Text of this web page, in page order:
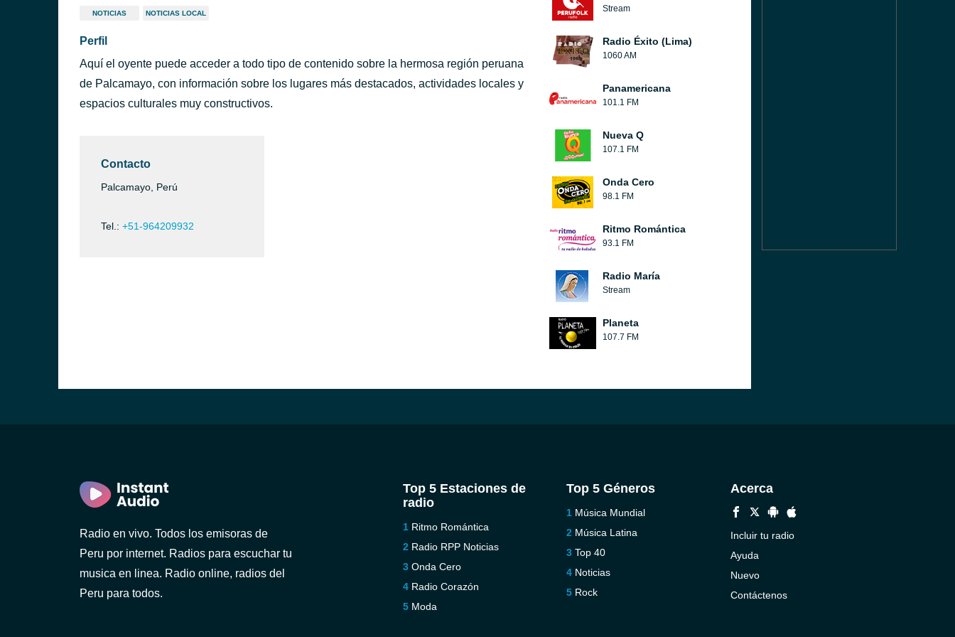
NOTICIAS NOTICIAS LOCAL
Perfil
Aquí el oyente puede acceder a todo tipo de contenido sobre la hermosa región peruana
de Palcamayo, con información sobre los lugares más destacados, actividades locales y
espacios culturales muy constructivos.
Contacto
Palcamayo, Perú
Tel.: +51-964209932
Stream
Radio Éxito (Lima)
1060 AM
Panamericana
101.1 FM
Nueva Q
107.1 FM
Onda Cero
98.1 FM
Ritmo Romántica
93.1 FM
Radio María
Stream
Planeta
107.7 FM
Radio en vivo. Todos los emisoras de
Peru por internet. Radios para escuchar tu
musica en linea. Radio online, radios del
Peru para todos.
Top 5 Estaciones de
radio
Ritmo Romántica
Radio RPP Noticias
Onda Cero
Radio Corazón
Moda
Top 5 Géneros
Música Mundial
Música Latina
Top 40
Noticias
Rock
Acerca
Incluir tu radio
Ayuda
Nuevo
Contáctenos